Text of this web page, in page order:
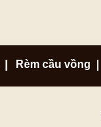
Rèm cầu vồng